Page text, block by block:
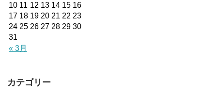
« 3月
10 11 12 13 14 15 16
17 18 19 20 21 22 23
24 25 26 27 28 29 30
31
カテゴリー